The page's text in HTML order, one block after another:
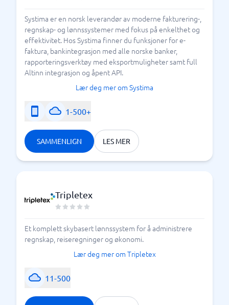
Systima er en norsk leverandør av moderne fakturering-,
regnskap- og lønnssystemer med fokus på enkelthet og
effektivitet. Hos Systima finner du funksjoner for e-
faktura, bankintegrasjon med alle norske banker,
rapporteringsverktøy med eksportmuligheter samt full
Altinn integrasjon og åpent API.
Lær deg mer om Systima
1-500+
SAMMENLIGN LES MER
Tripletex
Et komplett skybasert lønnssystem for å administrere
regnskap, reiseregninger og økonomi.
Lær deg mer om Tripletex
11-500